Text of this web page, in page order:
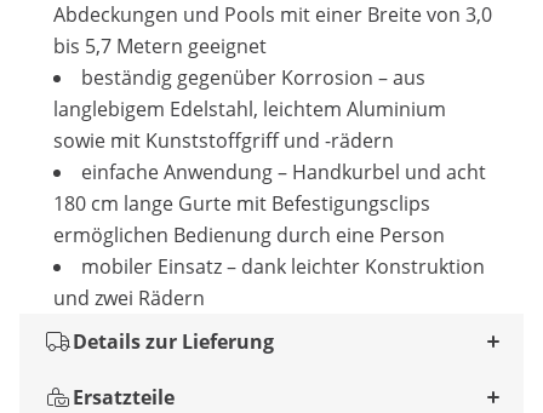
Abdeckungen und Pools mit einer Breite von 3,0
bis 5,7 Metern geeignet
beständig gegenüber Korrosion – aus
langlebigem Edelstahl, leichtem Aluminium
sowie mit Kunststoffgriff und -rädern
einfache Anwendung – Handkurbel und acht
180 cm lange Gurte mit Befestigungsclips
ermöglichen Bedienung durch eine Person
mobiler Einsatz – dank leichter Konstruktion
und zwei Rädern
Details zur Lieferung
Ersatzteile